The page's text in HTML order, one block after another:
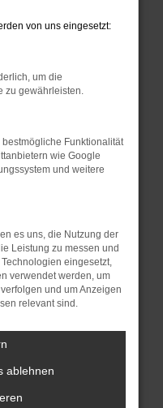
verhindern.
anderen Browser
vorübergehende
und dein
Stand sind.
auch dazu führen,
nicht mehr
Schritte versucht
werden versuchen,
kannst uns diesen
Fehlersuche zu
von uns eingesetzt:
um die
zu gewährleisten.
Funktionalität
wie Google
und weitere
es uns, die Nutzung der
Leistung zu messen und
eingesetzt,
verwendet werden, um
und um Anzeigen
relevant sind.
ablehnen